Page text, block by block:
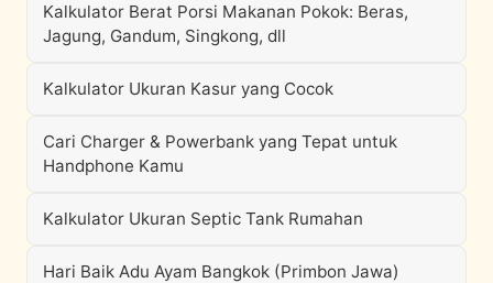
Kalkulator Berat Porsi Makanan Pokok: Beras,
Jagung, Gandum, Singkong, dll
Kalkulator Ukuran Kasur yang Cocok
Cari Charger & Powerbank yang Tepat untuk
Handphone Kamu
Kalkulator Ukuran Septic Tank Rumahan
Hari Baik Adu Ayam Bangkok (Primbon Jawa)